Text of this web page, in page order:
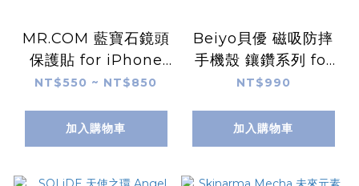
MR.COM 藍寶石鏡頭
保護貼 for iPhone
16
NT$550 ~ NT$850
加入購物車
Beiyo貝優 磁吸防摔
手機殼 鑲鑽系列 for
iPhone 16
NT$990
加入購物車